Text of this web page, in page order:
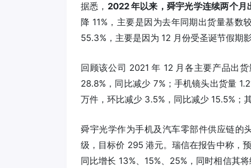
据悉， 2022 年以来，舜宇光学连续两个月
降 11%，主要是因为去年同期出货量基数
55.3%，主要是因为 12 月份受圣诞节假期
回顾该公司 2021 年 12 月各主要产品出
28.8%，同比减少 7%；手机镜头出货量
万件，环比减少 3.5%，同比减少 15.5%；
舜宇光学作为手机及汽车零部件供应链的
级，目标价 295 港元。瑞信在报告中称，
同比增长 13%、15%、25%，同时相信其